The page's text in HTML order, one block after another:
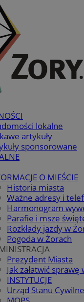
lokalne
artykuły
sponsorowane
O MIEŚCIE
Historia miasta
Ważne adresy i
Harmonogram
Parafie i msze
Rozkłady jazdy w
Pogoda w Żorach
Prezydent Miasta
Jak załatwić
INSTYTUCJE
Urząd Stanu